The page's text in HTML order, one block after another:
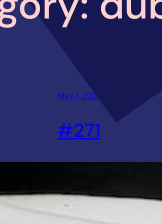
May 1, 2023
#271